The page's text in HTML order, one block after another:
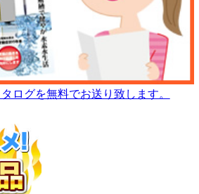
ログを無料でお送り致します。